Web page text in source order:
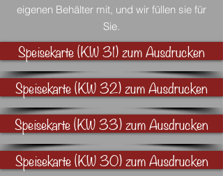
eigenen Behälter mit, und wir füllen sie für
Sie.
Speisekarte (KW 31) zum Ausdrucken
Speisekarte (KW 32) zum Ausdrucken
Speisekarte (KW 33) zum Ausdrucken
Speisekarte (KW 30) zum Ausdrucken